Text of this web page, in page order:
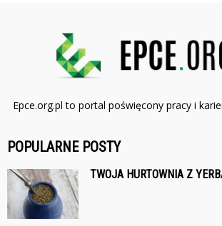
Epce.org.pl to portal poświęcony pracy i
POPULARNE POSTY
TWOJA HURTOWNIA Z